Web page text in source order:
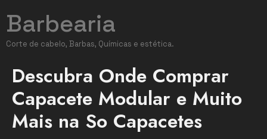
Barbearia
Corte de cabelo, Barbas, Químicas e estética.
Descubra Onde Comprar
Capacete Modular e Muito
Mais na So Capacetes